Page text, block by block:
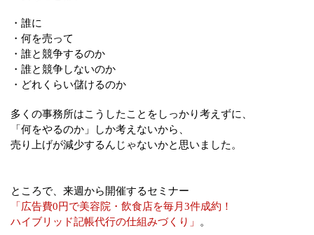
・誰に
・何を売って
・誰と競争するのか
・誰と競争しないのか
・どれくらい儲けるのか
多くの事務所はこうしたことをしっかり考えずに、
「何をやるのか」しか考えないから、
売り上げが減少するんじゃないかと思いました。
ところで、来週から開催するセミナー
「広告費0円で美容院・飲食店を毎月3件成約！
ハイブリッド記帳代行の仕組みづくり」
。